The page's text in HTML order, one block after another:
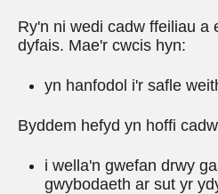
Ry'n ni wedi cadw ffeiliau a
dyfais. Mae'r cwcis hyn:
yn hanfodol i'r safle
Byddem hefyd yn hoffi
i wella'n gwefan drwy
gwybodaeth ar sut yr